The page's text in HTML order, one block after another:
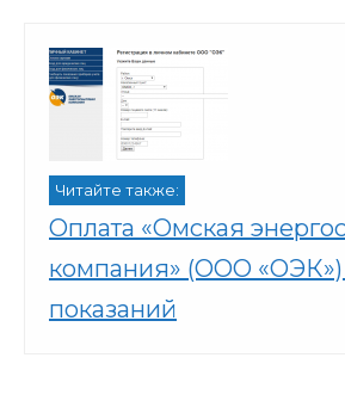
Читайте также:
Оплата «Омская
компания» (ООО «ОЭК»)
показаний